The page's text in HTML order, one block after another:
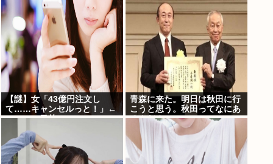
【謎】女「43億円注文し
て……キャンセルっと！」←
こいつの目的ｗ
青森に来た。明日は秋田に行
こうと思う。秋田ってなにあ
るんだ？